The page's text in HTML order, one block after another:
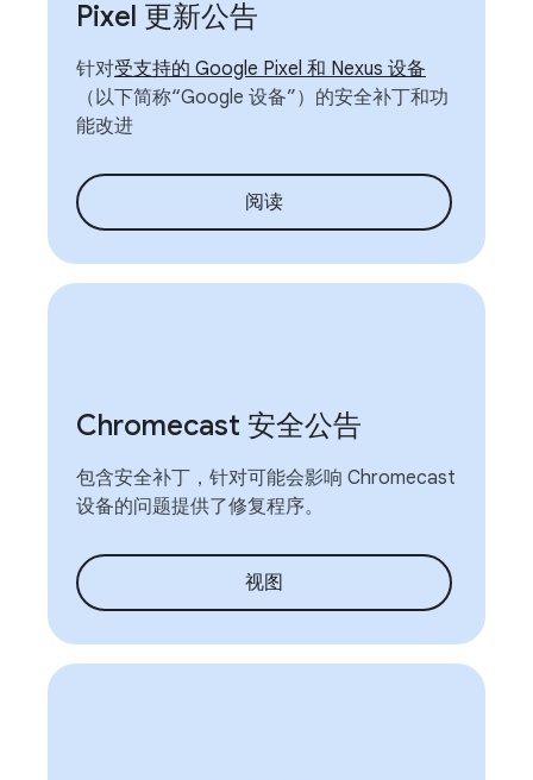
Pixel 更新公告
针对受支持的 Google Pixel 和 Nexus 设备
（以下简称“Google 设备”）的安全补丁和功
能改进
阅读
Chromecast 安全公告
包含安全补丁，针对可能会影响 Chromecast
设备的问题提供了修复程序。
视图